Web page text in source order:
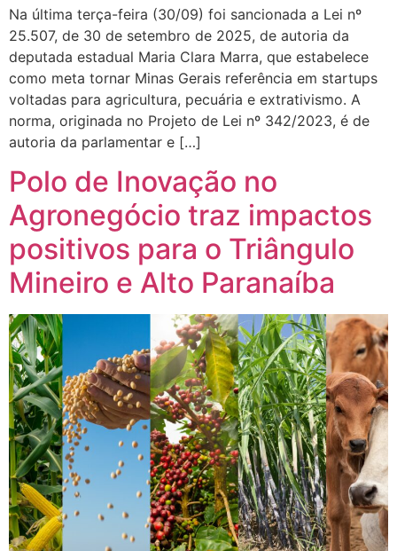
Na última terça-feira (30/09) foi sancionada a Lei nº
25.507, de 30 de setembro de 2025, de autoria da
deputada estadual Maria Clara Marra, que estabelece
como meta tornar Minas Gerais referência em startups
voltadas para agricultura, pecuária e extrativismo. A
norma, originada no Projeto de Lei nº 342/2023, é de
autoria da parlamentar e […]
Polo de Inovação no
Agronegócio traz impactos
positivos para o Triângulo
Mineiro e Alto Paranaíba